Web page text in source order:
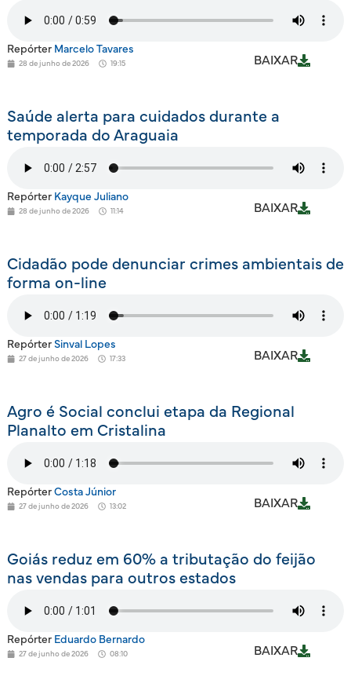
Repórter Marcelo Tavares
28 de junho de 2026 19:15 BAIXAR
Saúde alerta para cuidados durante a
temporada do Araguaia
Repórter Kayque Juliano
28 de junho de 2026 11:14 BAIXAR
Cidadão pode denunciar crimes ambientais de
forma on-line
Repórter Sinval Lopes
27 de junho de 2026 17:33 BAIXAR
Agro é Social conclui etapa da Regional
Planalto em Cristalina
Repórter Costa Júnior
27 de junho de 2026 13:02 BAIXAR
Goiás reduz em 60% a tributação do feijão
nas vendas para outros estados
Repórter Eduardo Bernardo
27 de junho de 2026 08:10 BAIXAR